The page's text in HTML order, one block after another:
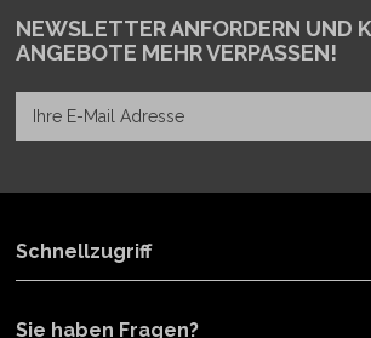
NEWSLETTER ANFORDERN UND
ANGEBOTE MEHR VERPASSEN!
Schnellzugriff
Sie haben Fragen?